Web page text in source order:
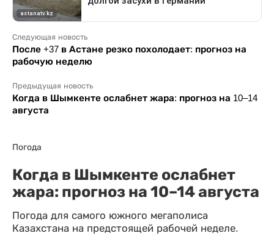
Следующая новость
После +37 в Астане резко похолодает: прогноз на
рабочую неделю
Предыдущая новость
Когда в Шымкенте ослабнет жара: прогноз на 10–14
августа
Погода
Когда в Шымкенте ослабнет
жара: прогноз на 10–14 августа
Погода для самого южного мегаполиса
Казахстана на предстоящей рабочей неделе.